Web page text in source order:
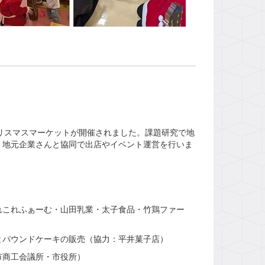
マスマーケットが開催されました。課題研究で地
元企業さんと協同で出店やイベント運営を行いま
れふぁーむ・山田乳業・太子食品・竹鶏ファー
ウンドケーキの販売（協力：平井菓子店）
工会議所・市役所）